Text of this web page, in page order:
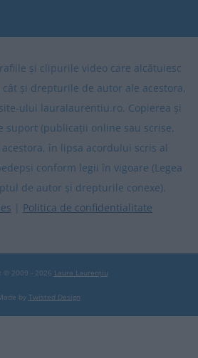
și clipurile video care alcătuiesc
și drepturile de autor ale acestora,
ului lauralaurentiu.ro. Copierea și
suport (publicații online sau scrise,
în lipsa acordului scris al
conform legii în vigoare (Legea
de autor și drepturile conexe).
| Politica de confidentialitate
© 2009 - 2026 Laura Laurențiu
by Twisted Design